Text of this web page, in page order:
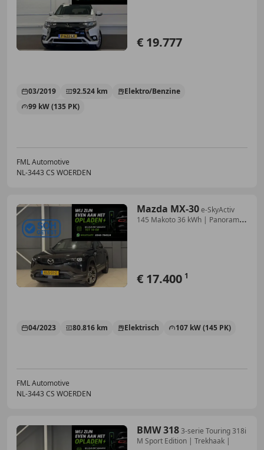
€ 19.777
03/2019 92.524 km
Elektro/Benzine
99 kW (135 PK)
FML Automotive
NL-3443 CS WOERDEN
Mazda MX-30e-SkyActiv
145 Makoto 36 kWh | Panorama
€ 17.400 1
04/2023 80.816 km Elektrisch 107 kW (145 PK)
FML Automotive
NL-3443 CS WOERDEN
BMW 3183-serie Touring 318i
M Sport Edition | Trekhaak |